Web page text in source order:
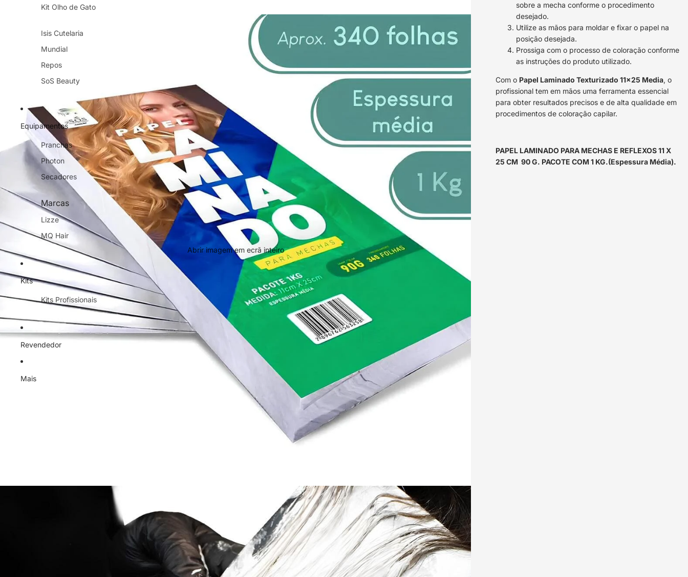
Kit Olho de Gato
Isis Cutelaria
Mundial
Repos
SoS Beauty
Equipamentos
Pranchas
Photon
Secadores
Marcas
Lizze
MQ Hair
Kits
Kits Profissionais
Revendedor
Mais
Abrir imagem em ecrã inteiro
sobre a mecha conforme o procedimento
desejado.
Utilize as mãos para moldar e fixar o papel na
posição desejada.
Prossiga com o processo de coloração conforme
as instruções do produto utilizado.
Com o Papel Laminado Texturizado 11x25 Media, o
profissional tem em mãos uma ferramenta essencial
para obter resultados precisos e de alta qualidade em
procedimentos de coloração capilar.
PAPEL LAMINADO PARA MECHAS E REFLEXOS 11 X
25 CM 90 G. PACOTE COM 1 KG.(Espessura Média).